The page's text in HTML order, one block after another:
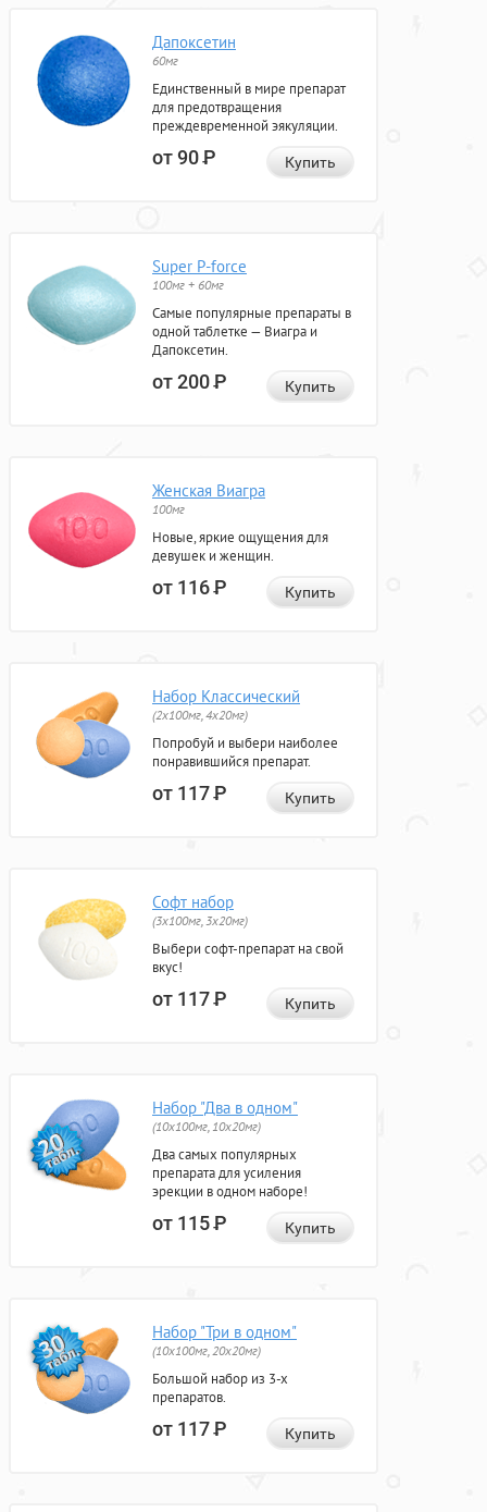
Дапоксетин
60мг
Единственный в мире препарат
для предотвращения
преждевременной эякуляции.
от 90Р Купить
Super P-force
100мг + 60мг
Самые популярные препараты в
одной таблетке — Виагра и
Дапоксетин.
от 200Р Купить
Женская Виагра
100мг
Новые, яркие ощущения для
девушек и женщин.
от 116Р Купить
Набор Классический
(2x100мг, 4x20мг)
Попробуй и выбери наиболее
понравившийся препарат.
от 117Р Купить
Софт набор
(3x100мг, 3x20мг)
Выбери софт-препарат на свой
вкус!
от 117Р Купить
Набор "Два в одном"
(10x100мг, 10x20мг)
Два самых популярных
препарата для усиления
эрекции в одном наборе!
от 115Р Купить
Набор "Три в одном"
(10x100мг, 20x20мг)
Большой набор из 3-х
препаратов.
от 117Р Купить